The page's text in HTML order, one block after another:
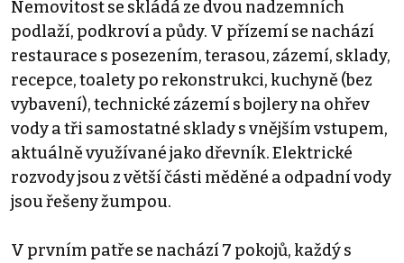
Nemovitost se skládá ze dvou nadzemních
podlaží, podkroví a půdy. V přízemí se nachází
restaurace s posezením, terasou, zázemí, sklady,
recepce, toalety po rekonstrukci, kuchyně (bez
vybavení), technické zázemí s bojlery na ohřev
vody a tři samostatné sklady s vnějším vstupem,
aktuálně využívané jako dřevník. Elektrické
rozvody jsou z větší části měděné a odpadní vody
jsou řešeny žumpou.
V prvním patře se nachází 7 pokojů, každý s